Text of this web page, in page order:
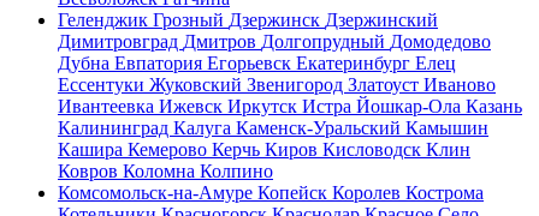
Геленджик Грозный Дзержинск Дзержинский
Димитровград Дмитров Долгопрудный Домодедово
Дубна Евпатория Егорьевск Екатеринбург Елец
Ессентуки Жуковский Звенигород Златоуст Иваново
Ивантеевка Ижевск Иркутск Истра Йошкар-Ола Казань
Калининград Калуга Каменск-Уральский Камышин
Кашира Кемерово Керчь Киров Кисловодск Клин
Ковров Коломна Колпино
Комсомольск-на-Амуре Копейск Королев Кострома